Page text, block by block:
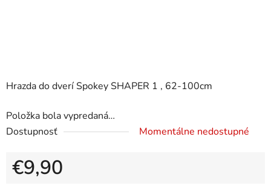
Hrazda do dverí Spokey SHAPER 1 , 62-100cm
Položka bola vypredaná…
Dostupnosť
Momentálne nedostupné
€9,90